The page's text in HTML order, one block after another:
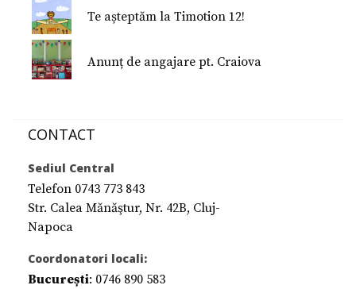
Te așteptăm la Timotion 12!
Anunț de angajare pt. Craiova
CONTACT
Sediul Central
Telefon 0743 773 843
Str. Calea Mănăştur, Nr. 42B, Cluj-
Napoca
Coordonatori locali:
București: 0746 890 583